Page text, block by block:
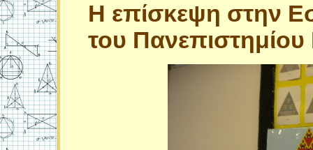
Η επίσκεψη στην
του